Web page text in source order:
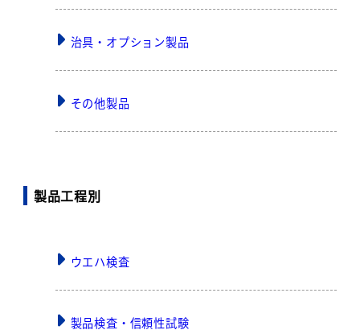
治具・オプション製品
その他製品
製品工程別
ウエハ検査
製品検査・信頼性試験